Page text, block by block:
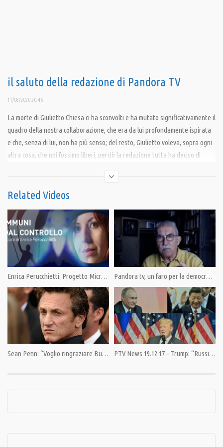
il saluto della redazione di Pandora TV
11/08/2020 20:46
La morte di Giulietto Chiesa ci ha sconvolti e ha mutato significativamente il
quadro della nostra collaborazione, che era da lui profondamente ispirata
e che, senza di lui, non ha più senso; del resto, Giulietto voleva, sopra ogni
altra cosa, che noi fossimo liberi, perciò la redazione tutta ha deciso di
insegnamenti e dal suo impegno, che abbiamo sempre condiviso
profondamente. Grazie per la vostra vicinanza. A presto.
Ripubblichiamo il video – che ha data 10.08.20 -precedentemente cancellato
da YouTube
Condividi
News
Related Videos
Enrica Perucchietti: Progetto Microchip Pandora tv, un faro per la democrazia
Sean Penn: “Voglio ringraziare Bush e Cheney per aver creato l’Isis” PTV News 19.12.17 – Trump: “Russia e Cina potenze rivali che sfidano i valori americani”